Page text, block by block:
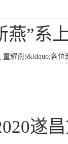
燕”系
耀南)&ldquo;各
遂